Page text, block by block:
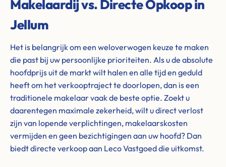
Makelaardij vs. Directe Opkoop in
Jellum
Het is belangrijk om een weloverwogen keuze te maken
die past bij uw persoonlijke prioriteiten. Als u de absolute
hoofdprijs uit de markt wilt halen en alle tijd en geduld
heeft om het verkooptraject te doorlopen, dan is een
traditionele makelaar vaak de beste optie. Zoekt u
daarentegen maximale zekerheid, wilt u direct verlost
zijn van lopende verplichtingen, makelaarskosten
vermijden en geen bezichtigingen aan uw hoofd? Dan
biedt directe verkoop aan Leco Vastgoed die uitkomst.